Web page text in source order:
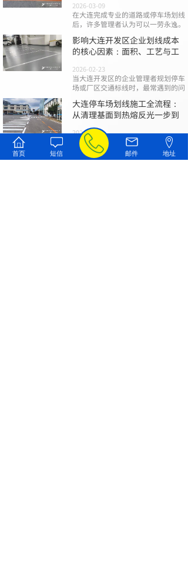
2026-03-09
在大连完成专业的道路或停车场划线
后，许多管理者认为可以一劳永逸。
影响大连开发区企业划线成本
的核心因素：面积、工艺与工
2026-02-23
当大连开发区的企业管理者规划停车
场或厂区交通标线时，最常遇到的问
大连停车场划线施工全流程：
从清理基面到热熔反光一步到
2026-02-09
一个规范、清晰且耐用的停车场标
线，不仅是引导车流、保障安全的基
础
首页 短信 邮件 地址